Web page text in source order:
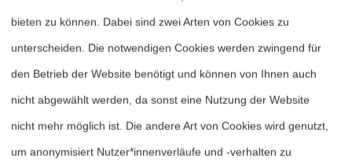
bieten zu können. Dabei sind zwei Arten von Cookies zu
unterscheiden. Die notwendigen Cookies werden zwingend für
den Betrieb der Website benötigt und können von Ihnen auch
nicht abgewählt werden, da sonst eine Nutzung der Website
nicht mehr möglich ist. Die andere Art von Cookies wird genutzt,
um anonymisiert Nutzer*innenverläufe und -verhalten zu